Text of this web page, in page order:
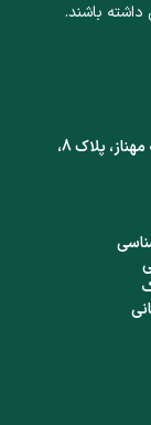
داشته باشند.
تهران، خ ولیعصر، نرسیده به پل پارک وی، کوچه مهناز، پلاک 8،